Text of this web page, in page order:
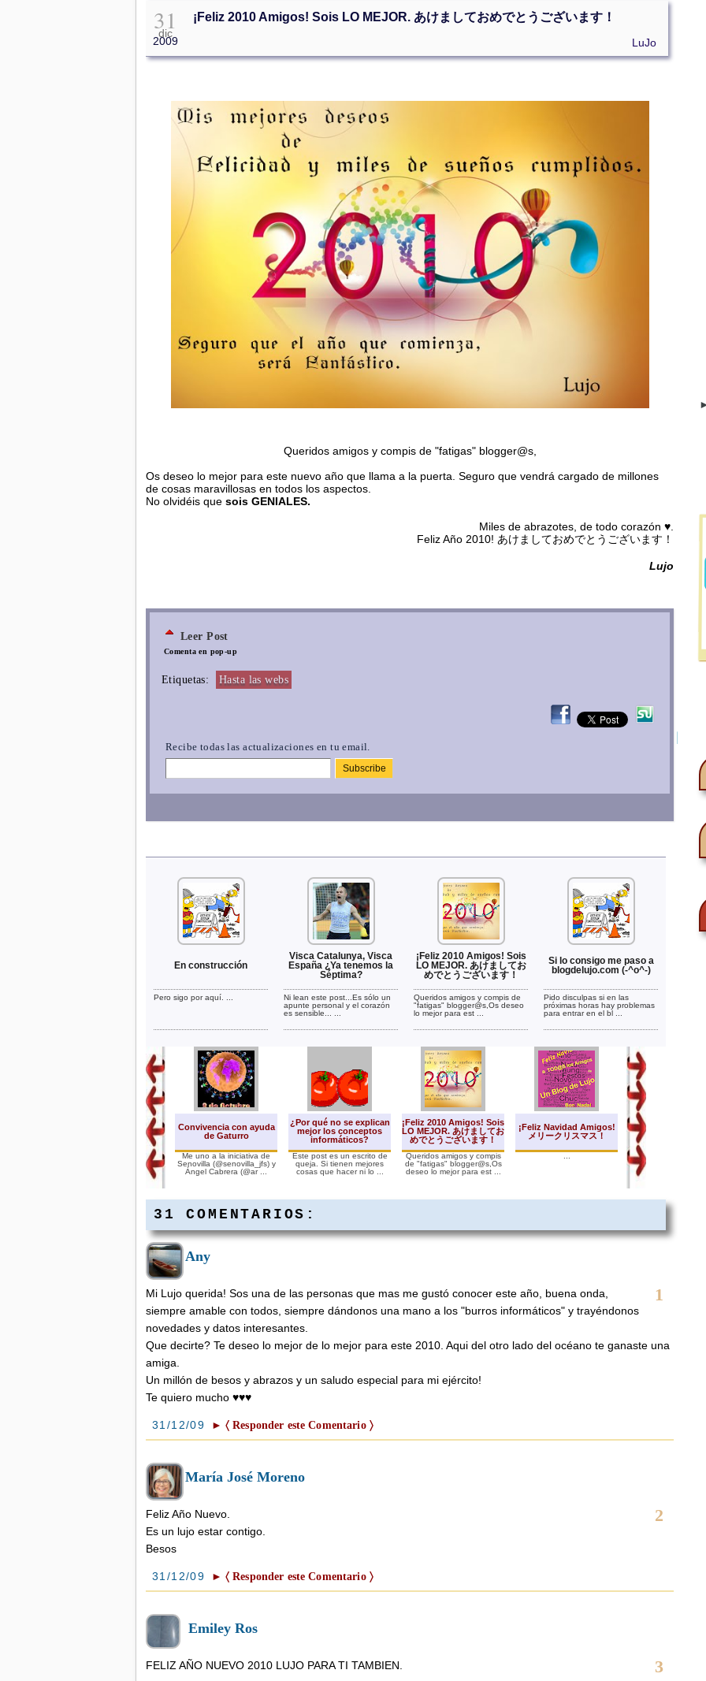
31
dic
2009
¡Feliz 2010 Amigos! Sois LO MEJOR. あけましておめでとうございます！
LuJo
Queridos amigos y compis de "fatigas" blogger@s,
Os deseo lo mejor para este nuevo año que llama a la puerta. Seguro que vendrá cargado de millones
de cosas maravillosas en todos los aspectos.
No olvidéis que sois GENIALES.
Miles de abrazotes, de todo corazón ♥.
Feliz Año 2010! あけましておめでとうございます！
Lujo
Leer Post
Comenta en pop-up
Etiquetas: Hasta las webs
Recibe todas las actualizaciones en tu email.
En construcción
Pero sigo por aquí. ...
Visca Catalunya, Visca
España ¿Ya tenemos la
Séptima?
Ni lean este post...Es sólo un
apunte personal y el corazón
es sensible... ...
¡Feliz 2010 Amigos! Sois
LO MEJOR. あけましてお
めでとうございます！
Queridos amigos y compis de
"fatigas" blogger@s,Os deseo
lo mejor para est ...
Si lo consigo me paso a
blogdelujo.com (-^o^-)
Pido disculpas si en las
próximas horas hay problemas
para entrar en el bl ...
Convivencia con ayuda
de Gaturro
Me uno a la iniciativa de
Senovilla (@senovilla_jfs) y
Ángel Cabrera (@ar ...
¿Por qué no se explican
mejor los conceptos
informáticos?
Este post es un escrito de
queja. Si tienen mejores
cosas que hacer ni lo ...
¡Feliz 2010 Amigos! Sois
LO MEJOR. あけましてお
めでとうございます！
Queridos amigos y compis
de "fatigas" blogger@s,Os
deseo lo mejor para est ...
¡Feliz Navidad Amigos!
メリークリスマス！
En
Pero sigo por
31 COMENTARIOS:
Any
1
Mi Lujo querida! Sos una de las personas que mas me gustó conocer este año, buena onda,
siempre amable con todos, siempre dándonos una mano a los "burros informáticos" y trayéndonos
novedades y datos interesantes.
Que decirte? Te deseo lo mejor de lo mejor para este 2010. Aqui del otro lado del océano te ganaste una
amiga.
Un millón de besos y abrazos y un saludo especial para mi ejército!
Te quiero mucho ♥♥♥
31/12/09 ► 〈 Responder este Comentario 〉
María José Moreno
2
Feliz Año Nuevo.
Es un lujo estar contigo.
Besos
31/12/09 ► 〈 Responder este Comentario 〉
Emiley Ros
3
FELIZ AÑO NUEVO 2010 LUJO PARA TI TAMBIEN.